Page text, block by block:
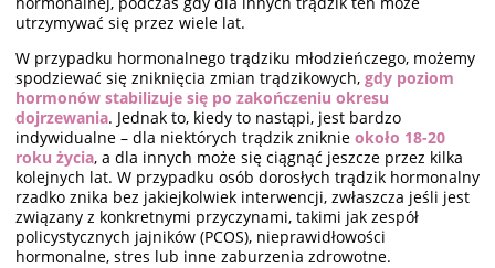
utrzymywać się przez wiele lat.
W przypadku hormonalnego trądziku młodzieńczego, możemy
spodziewać się zniknięcia zmian trądzikowych, gdy poziom
hormonów stabilizuje się po zakończeniu okresu
dojrzewania. Jednak to, kiedy to nastąpi, jest bardzo
indywidualne – dla niektórych trądzik zniknie około 18-20
roku życia, a dla innych może się ciągnąć jeszcze przez kilka
kolejnych lat. W przypadku osób dorosłych trądzik hormonalny
rzadko znika bez jakiejkolwiek interwencji, zwłaszcza jeśli jest
związany z konkretnymi przyczynami, takimi jak zespół
policystycznych jajników (PCOS), nieprawidłowości
hormonalne, stres lub inne zaburzenia zdrowotne.